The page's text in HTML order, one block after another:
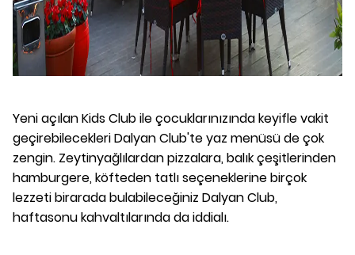
Yeni açılan Kids Club ile çocuklarınızında keyifle vakit
geçirebilecekleri Dalyan Club'te yaz menüsü de çok
zengin. Zeytinyağlılardan pizzalara, balık çeşitlerinden
hamburgere, köfteden tatlı seçeneklerine birçok
lezzeti birarada bulabileceğiniz Dalyan Club,
haftasonu kahvaltılarında da iddialı.